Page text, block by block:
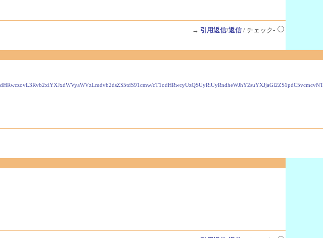
→ 引用返信/返信/ チェック-